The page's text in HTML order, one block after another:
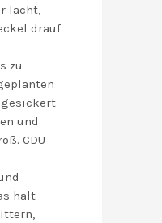
lacht,
drauf
zu
und
CDU
halt